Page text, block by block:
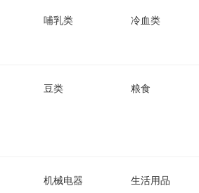
哺乳类 冷血类
豆类 粮食
机械电器 生活用品